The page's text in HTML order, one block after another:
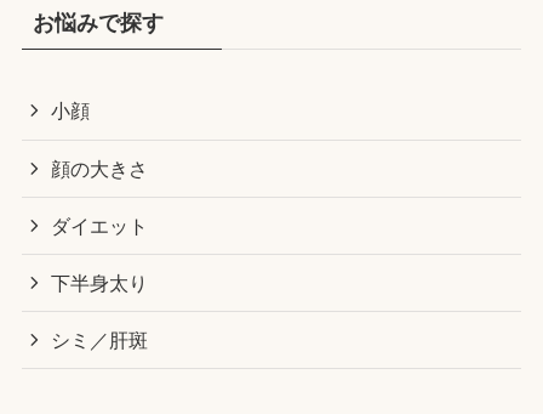
お悩みで探す
小顔
顔の大きさ
ダイエット
下半身太り
シミ／肝斑